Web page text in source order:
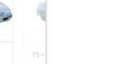
73～159.3万円